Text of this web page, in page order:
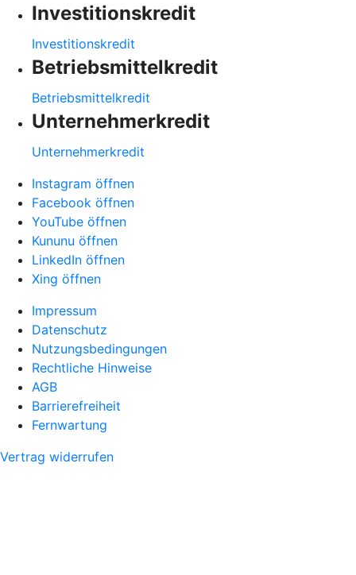
Investitionskredit
Investitionskredit
Betriebsmittelkredit
Betriebsmittelkredit
Unternehmerkredit
Unternehmerkredit
Instagram öffnen
Facebook öffnen
YouTube öffnen
Kununu öffnen
LinkedIn öffnen
Xing öffnen
Impressum
Datenschutz
Nutzungsbedingungen
Rechtliche Hinweise
AGB
Barrierefreiheit
Fernwartung
Vertrag widerrufen